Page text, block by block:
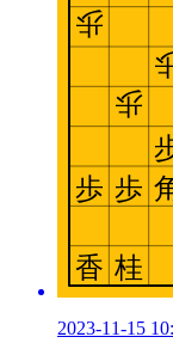
2023-11-15